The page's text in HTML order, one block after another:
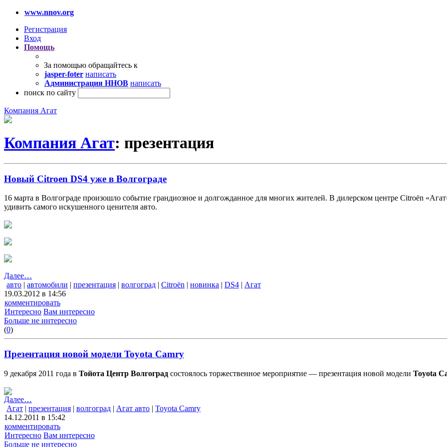
www.nnov.org
Регистрация
Вход
Помощь
За помощью обращайтесь к
jasper-foter написать
Администрация ННОВ написать
поиск по сайту
Компания Агат
Компания Агат: презентация
Новый Citroen DS4 уже в Волгограде
16 марта в Волгограде произошло событие грандиозное и долгожданное для многих жителей. В дилерском центре Citroёn
удивить самого искушенного ценителя авто.
Далее…
авто | автомобили | презентация | волгоград | Citroën | новинка | DS4 | Агат
19.03.2012 в 14:56
комментировать
Интересно Вам интересно
Больше не интересно
(0)
Презентация новой модели Toyota Camry
9 декабря 2011 года в Тойота Центр Волгоград состоялось торжественное мероприятие — презентация новой модели Toyota
Далее…
Агат | презентация | волгоград | Агат авто | Toyota Camry
14.12.2011 в 15:42
комментировать
Интересно Вам интересно
Больше не интересно